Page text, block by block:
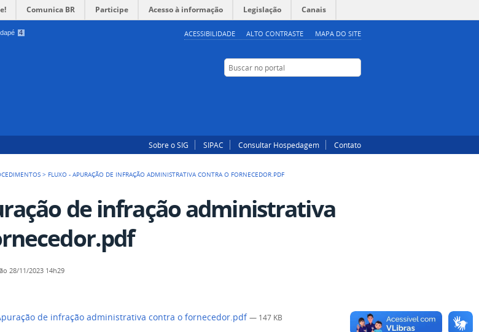
4 ACESSIBILIDADE ALTO CONTRASTE MAPA DO SITE
Comunica BR Participe Acesso à informação Legislação Canais
Buscar no portal
Sobre o SIG SIPAC Consultar Hospedagem Contato
> FLUXO - APURAÇÃO DE INFRAÇÃO ADMINISTRATIVA CONTRA O FORNECEDOR.PDF
de infração administrativa
28/11/2023 14h29
de infração administrativa contra o fornecedor.pdf— 147 KB